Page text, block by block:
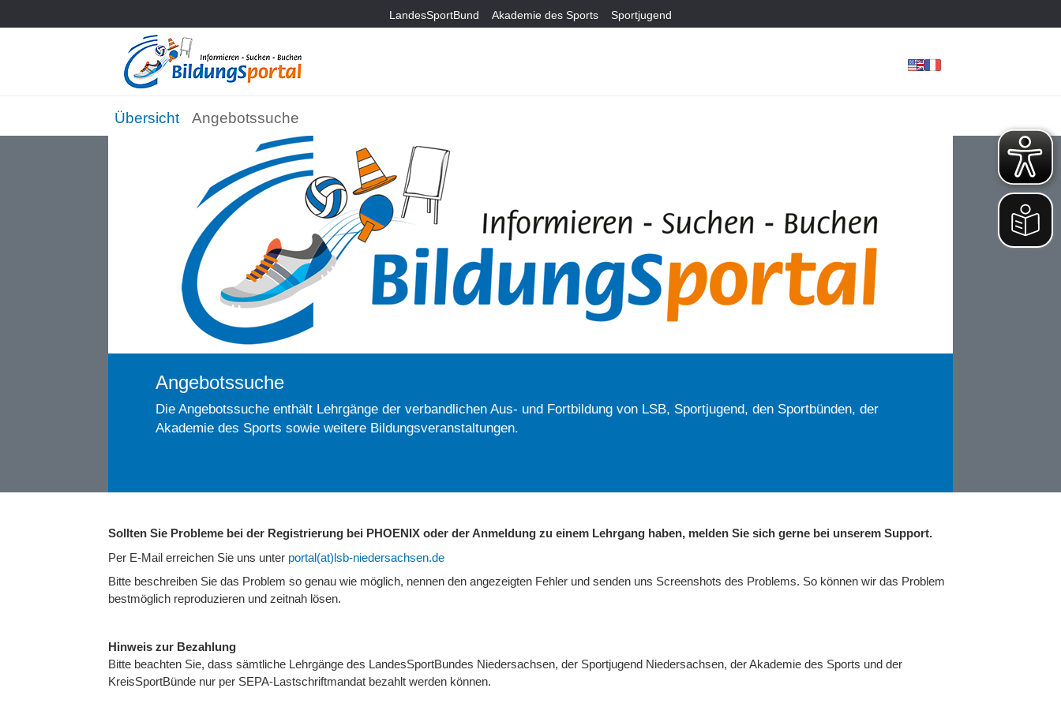
LandesSportBund Akademie des Sports Sportjugend
Angebotssuche
Die Angebotssuche enthält Lehrgänge der verbandlichen Aus- und Fortbildung von LSB, Sportjugend, den Sportbünden, der
Akademie des Sports sowie weitere Bildungsveranstaltungen.
Sollten Sie Probleme bei der Registrierung bei PHOENIX oder der Anmeldung zu einem Lehrgang haben, melden Sie sich gerne bei unserem Support.
Per E-Mail erreichen Sie uns unter portal(at)lsb-niedersachsen.de
Bitte beschreiben Sie das Problem so genau wie möglich, nennen den angezeigten Fehler und senden uns Screenshots des Problems. So können wir das Problem
bestmöglich reproduzieren und zeitnah lösen.
Hinweis zur Bezahlung
Bitte beachten Sie, dass sämtliche Lehrgänge des LandesSportBundes Niedersachsen, der Sportjugend Niedersachsen, der Akademie des Sports und der
KreisSportBünde nur per SEPA-Lastschriftmandat bezahlt werden können.
Übersicht Angebotssuche